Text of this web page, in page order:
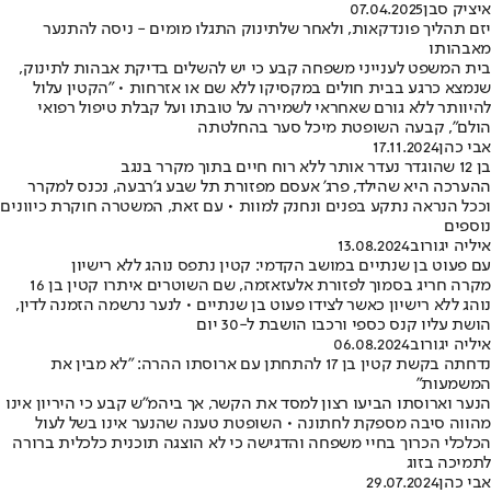
איציק סבן07.04.2025
יזם תהליך פונדקאות, ולאחר שלתינוק התגלו מומים - ניסה להתנער
מאבהותו
בית המשפט לענייני משפחה קבע כי יש להשלים בדיקת אבהות לתינוק,
שנמצא כרגע בבית חולים במקסיקו ללא שם או אזרחות • "הקטין עלול
להיוותר ללא גורם שאחראי לשמירה על טובתו ועל קבלת טיפול רפואי
הולם", קבעה השופטת מיכל סער בהחלטתה
אבי כהן17.11.2024
בן 12 שהוגדר נעדר אותר ללא רוח חיים בתוך מקרר בנגב
ההערכה היא שהילד, פרג' אעסם מפזורת תל שבע ג'רבעה, נכנס למקרר
וככל הנראה נתקע בפנים ונחנק למוות • עם זאת, המשטרה חוקרת כיוונים
נוספים
איליה יגורוב13.08.2024
עם פעוט בן שנתיים במושב הקדמי: קטין נתפס נוהג ללא רישיון
מקרה חריג בסמוך לפזורת אלעזאזמה, שם השוטרים איתרו קטין בן 16
נוהג ללא רישיון כאשר לצידו פעוט בן שנתיים • לנער נרשמה הזמנה לדין,
הושת עליו קנס כספי ורכבו הושבת ל-30 יום
איליה יגורוב06.08.2024
נדחתה בקשת קטין בן 17 להתחתן עם ארוסתו ההרה: "לא מבין את
המשמעות"
הנער וארוסתו הביעו רצון למסד את הקשר, אך ביהמ"ש קבע כי היריון אינו
מהווה סיבה מספקת לחתונה • השופטת טענה שהנער אינו בשל לעול
הכלכלי הכרוך בחיי משפחה והדגישה כי לא הוצגה תוכנית כלכלית ברורה
לתמיכה בזוג
אבי כהן29.07.2024